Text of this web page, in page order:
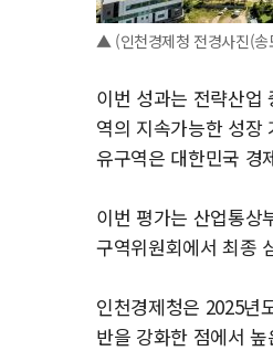
▲ (인천경제청 전경사진(송
이번 성과는 전략산업
역의 지속가능한 성장
유구역은 대한민국 경
이번 평가는 산업통상
구역위원회에서 최종
인천경제청은 2025년
반을 강화한 점에서